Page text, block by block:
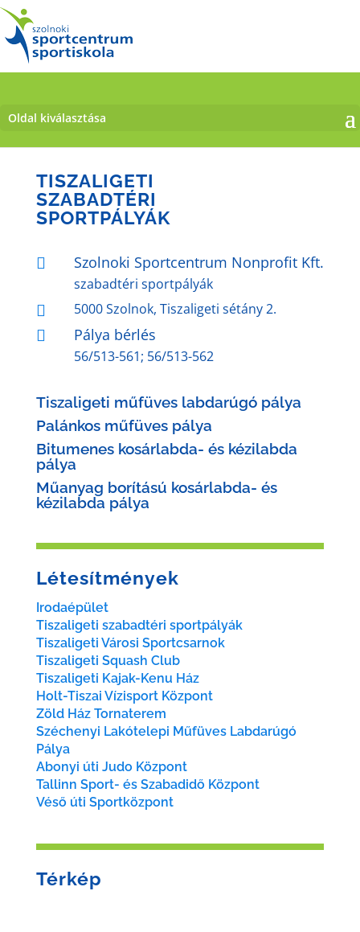
Oldal kiválasztása
TISZALIGETI
SZABADTÉRI
SPORTPÁLYÁK
 Szolnoki Sportcentrum Nonprofit Kft.
szabadtéri sportpályák

5000 Szolnok, Tiszaligeti sétány 2.

Pálya bérlés
56/513-561; 56/513-562
Tiszaligeti műfüves labdarúgó pálya
Palánkos műfüves pálya
Bitumenes kosárlabda- és kézilabda
pálya
Műanyag borítású kosárlabda- és
kézilabda pálya
Létesítmények
Irodaépület
Tiszaligeti szabadtéri sportpályák
Tiszaligeti Városi Sportcsarnok
Tiszaligeti Squash Club
Tiszaligeti Kajak-Kenu Ház
Holt-Tiszai Vízisport Központ
Zöld Ház Tornaterem
Széchenyi Lakótelepi Műfüves Labdarúgó
Pálya
Abonyi úti Judo Központ
Tallinn Sport- és Szabadidő Központ
Véső úti Sportközpont
Térkép